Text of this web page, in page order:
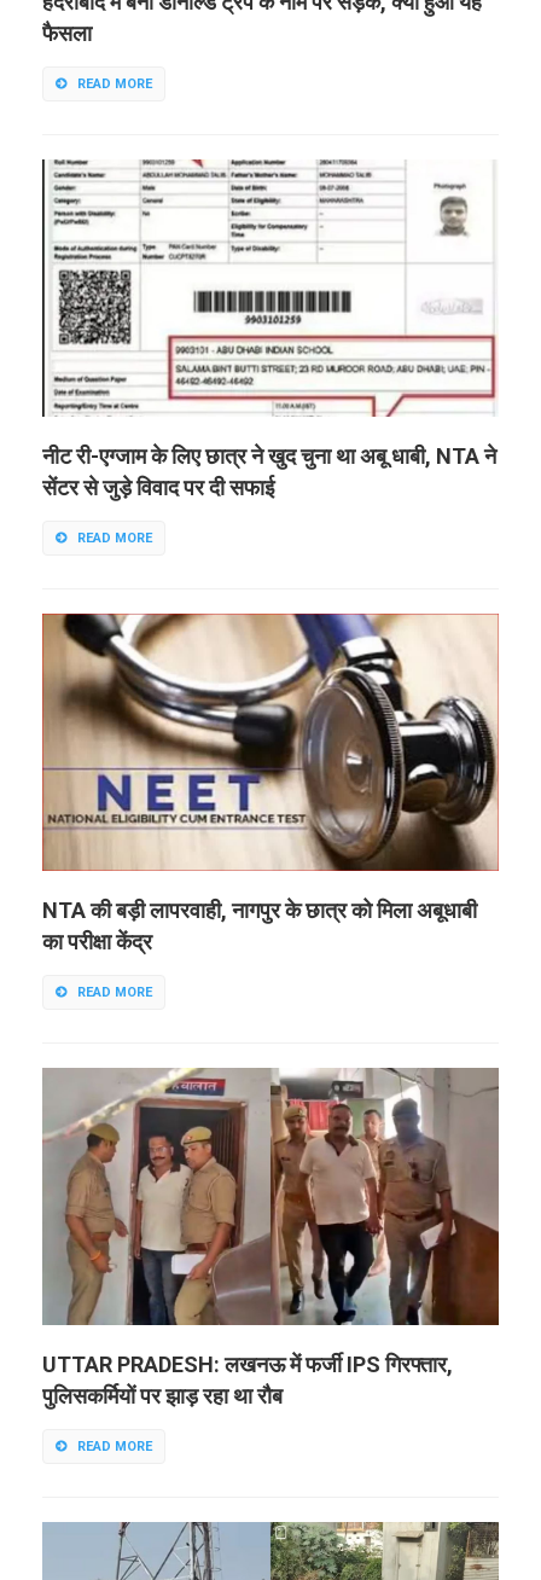
फैसला
READ MORE
नीट री-एग्जाम के लिए छात्र ने खुद चुना था अबू धाबी, NTA ने
सेंटर से जुड़े विवाद पर दी सफाई
READ MORE
NTA की बड़ी लापरवाही, नागपुर के छात्र को मिला अबूधाबी
का परीक्षा केंद्र
READ MORE
UTTAR PRADESH: लखनऊ में फर्जी IPS गिरफ्तार,
पुलिसकर्मियों पर झाड़ रहा था रौब
READ MORE